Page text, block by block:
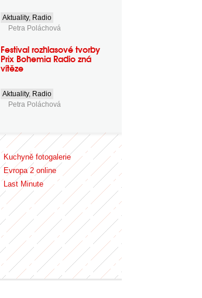
Aktuality, Radio
Petra Poláchová
Festival rozhlasové tvorby
Prix Bohemia Radio zná
vítěze
Aktuality, Radio
Petra Poláchová
Kuchyně fotogalerie
Evropa 2 online
Last Minute